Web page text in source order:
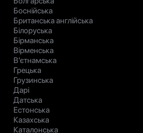
Боснійська
Британська англійська
Білоруська
Бірманська
Вірменська
В’єтнамська
Грецька
Грузинська
Дарі
Датська
Естонська
Казахська
Каталонська